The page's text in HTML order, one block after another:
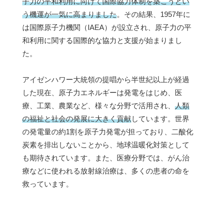
う機運が一気に高まりました。その結果、1957年に
は国際原子力機関（IAEA）が設立され、原子力の平
和利用に関する国際的な協力と支援が始まりまし
た。
アイゼンハワー大統領の提唱から半世紀以上が経過
した現在、原子力エネルギーは発電をはじめ、医
療、工業、農業など、様々な分野で活用され、 人類
の福祉と社会の発展に大きく貢献しています。世界
の発電量の約1割を原子力発電が担っており、二酸化
炭素を排出しないことから、地球温暖化対策として
も期待されています。また、医療分野では、がん治
療などに使われる放射線治療は、多くの患者の命を
救っています。